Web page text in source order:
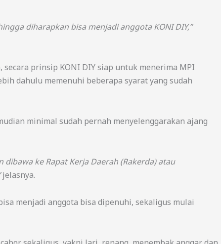
diharapkan bisa menjadi anggota KONI DIY,”
prinsip KONI DIY siap untuk menerima MPI
dahulu memenuhi beberapa syarat yang sudah
minimal sudah pernah menyelenggarakan ajang
ke Rapat Kerja Daerah (Rakerda) atau
jelasnya.
menjadi anggota bisa dipenuhi, sekaligus mulai